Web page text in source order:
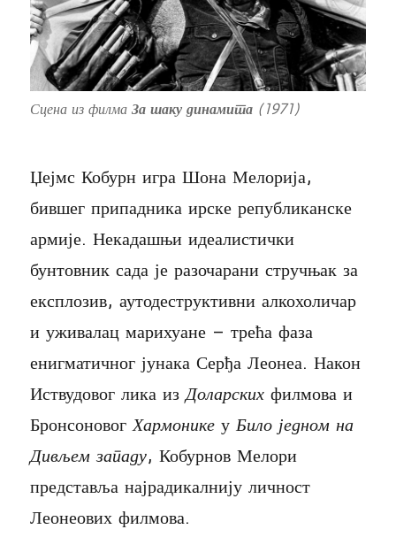
Сцена из филмаЗа шаку динамита (1971)
Џејмс Кобурн игра Шона Мелорија,
бившег припадника ирске републиканске
армије. Некадашњи идеалистички
бунтовник сада је разочарани стручњак за
експлозив, аутодеструктивни алкохоличар
и уживалац марихуане – трећа фаза
енигматичног јунака Серђа Леонеа. Након
Иствудовог лика изДоларских филмова и
БронсоновогХармонике уБило једном на
Дивљемзападу, Кобурнов Мелори
представља најрадикалнију личност
Леонеових филмова.